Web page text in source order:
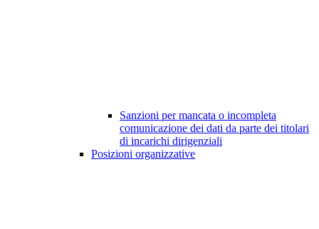
Sanzioni per mancata o incompleta
comunicazione dei dati da parte dei titolari
di incarichi dirigenziali
Posizioni organizzative